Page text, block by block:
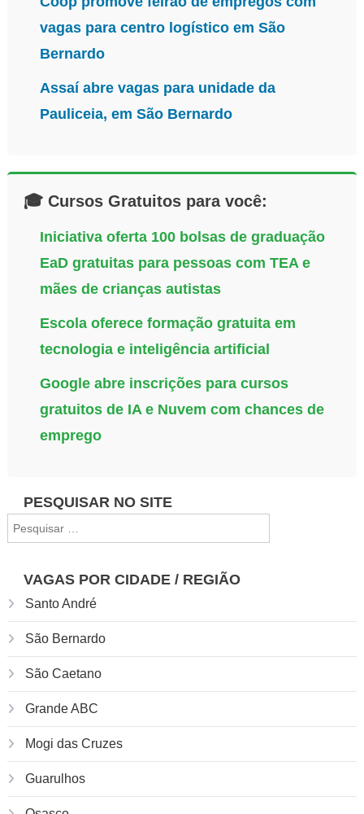
vagas para centro logístico em São
Bernardo
Assaí abre vagas para unidade da
Pauliceia, em São Bernardo
🎓 Cursos Gratuitos para você:
Iniciativa oferta 100 bolsas de graduação
EaD gratuitas para pessoas com TEA e
mães de crianças autistas
Escola oferece formação gratuita em
tecnologia e inteligência artificial
Google abre inscrições para cursos
gratuitos de IA e Nuvem com chances de
emprego
Navegação
de
Post
PESQUISAR NO SITE
por:
VAGAS POR CIDADE / REGIÃO
Santo André
São Bernardo
São Caetano
Grande ABC
Mogi das Cruzes
Guarulhos